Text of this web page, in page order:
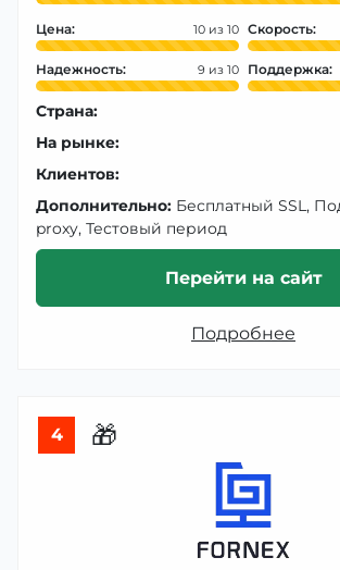
Цена: 10 Скорость:
Надежность: 9 Поддержка:
Страна:
На рынке:
Клиентов:
Дополнительно: Бесплатный SSL,
proxy, Тестовый период
Перейти на сайт
Подробнее
4 🎁